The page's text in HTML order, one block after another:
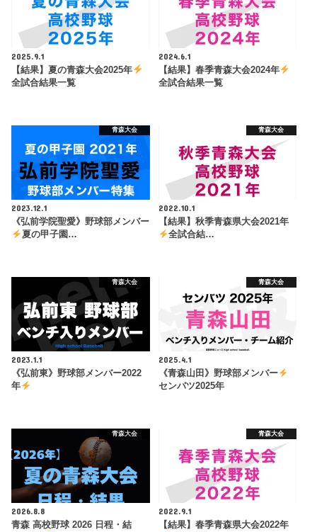
2025.9.1
【結果】夏の青森大会2025年
全試合結果一覧
2024.6.1
【結果】春季青森大会2024年
全試合結果一覧
青森大会
2023.12.1
《弘前学院聖愛》野球部メンバー
夏の甲子園…
青森大会
2022.10.1
【結果】秋季青森県大会2021年
全試合結…
青森大会
2023.1.1
《弘前東》野球部メンバー2022
年
青森大会
2025.4.1
《青森山田》野球部メンバー
センバツ2025年
青森大会
2026.8.8
青森 高校野球 2026 日程・結
青森大会
2022.9.1
【結果】春季青森県大会2022年